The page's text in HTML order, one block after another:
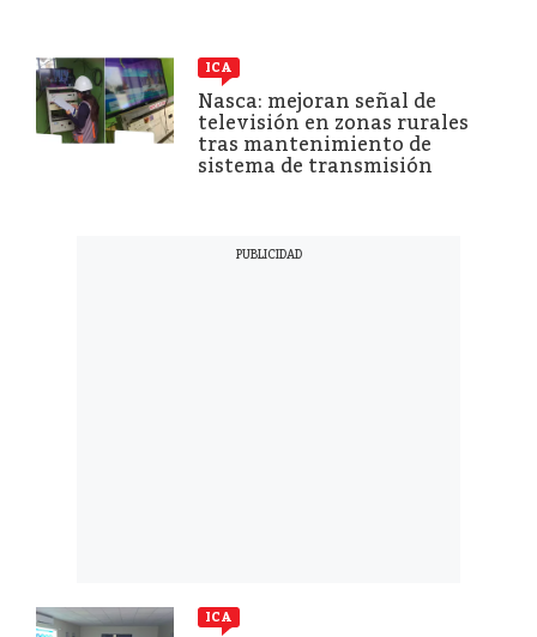
ICA
Nasca: mejoran señal de
televisión en zonas rurales
tras mantenimiento de
sistema de transmisión
ICA